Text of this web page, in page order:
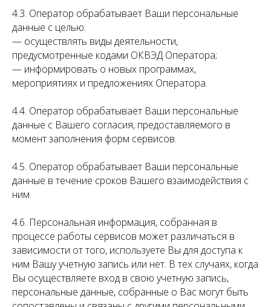
4.3. Оператор обрабатывает Ваши персональные
данные с целью:
— осуществлять виды деятельности,
предусмотренные кодами ОКВЭД Оператора;
— информировать о новых программах,
мероприятиях и предложениях Оператора.
4.4. Оператор обрабатывает Ваши персональные
данные с Вашего согласия, предоставляемого в
момент заполнения форм сервисов.
4.5. Оператор обрабатывает Ваши персональные
данные в течение сроков Вашего взаимодействия с
ним.
4.6. Персональная информация, собранная в
процессе работы сервисов может различаться в
зависимости от того, используете Вы для доступа к
ним Вашу учетную запись или нет. В тех случаях, когда
Вы осуществляете вход в свою учетную запись,
персональные данные, собранные о Вас могут быть